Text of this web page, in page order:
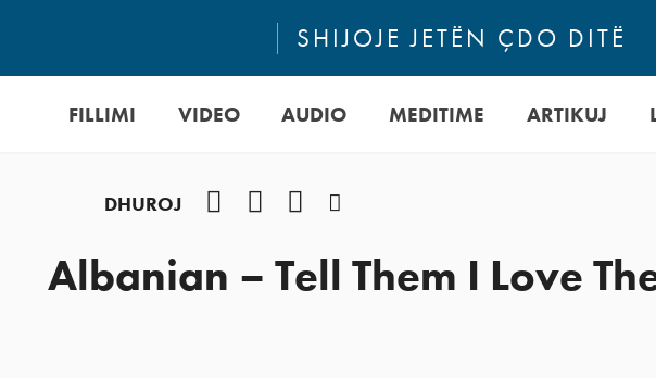
SHIJOJE JETËN ÇDO DITË
FILLIMI VIDEO AUDIO MEDITIME ARTIKUJ
DHUROJ YouTubeInstagram
Albanian – Tell Them I Love